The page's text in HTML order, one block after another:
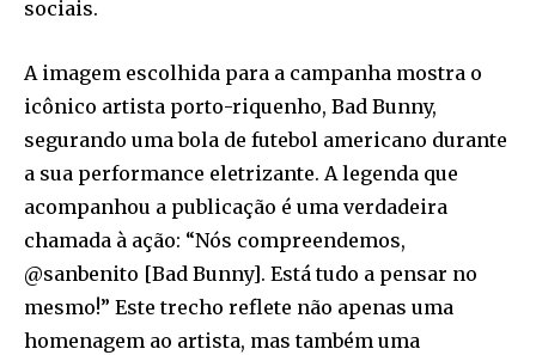
sociais.
A imagem escolhida para a campanha mostra o
icônico artista porto-riquenho, Bad Bunny,
segurando uma bola de futebol americano durante
a sua performance eletrizante. A legenda que
acompanhou a publicação é uma verdadeira
chamada à ação: “Nós compreendemos,
@sanbenito [Bad Bunny]. Está tudo a pensar no
mesmo!” Este trecho reflete não apenas uma
homenagem ao artista, mas também uma